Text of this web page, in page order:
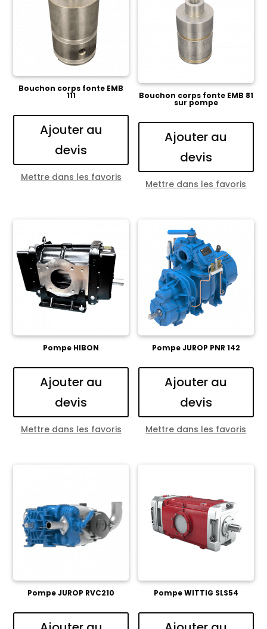
Bouchon corps fonte EMB
111
Ajouter au
devis
Mettre dans les favoris
Bouchon corps fonte EMB 81
sur pompe
Ajouter au
devis
Mettre dans les favoris
Pompe HIBON
Ajouter au
devis
Mettre dans les favoris
Pompe JUROP PNR 142
Ajouter au
devis
Mettre dans les favoris
Pompe JUROP RVC210 Pompe WITTIG SLS54